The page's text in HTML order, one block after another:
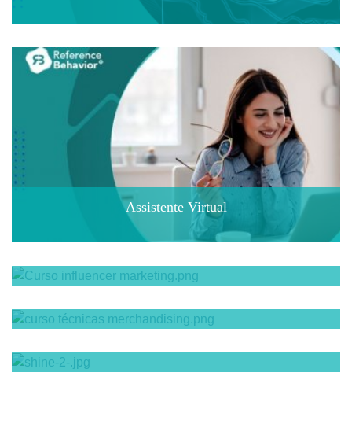
Assistente Virtual